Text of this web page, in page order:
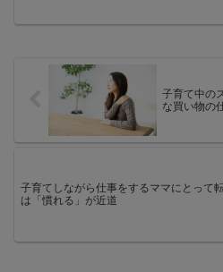
子育て中の
な買い物の
子育てしながら仕事をするママにとって
は「慣れる」が近道